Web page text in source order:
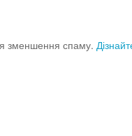
зменшення спаму.